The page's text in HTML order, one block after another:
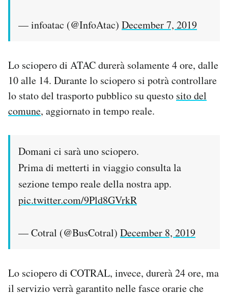
— infoatac (@InfoAtac) December 7, 2019
Lo sciopero di ATAC durerà solamente 4 ore, dalle
10 alle 14. Durante lo sciopero si potrà controllare
lo stato del trasporto pubblico su questo sito del
comune, aggiornato in tempo reale.
Domani ci sarà uno sciopero.
Prima di metterti in viaggio consulta la
sezione tempo reale della nostra app.
pic.twitter.com/9Pld8GVrkR
— Cotral (@BusCotral) December 8, 2019
Lo sciopero di COTRAL, invece, durerà 24 ore, ma
il servizio verrà garantito nelle fasce orarie che